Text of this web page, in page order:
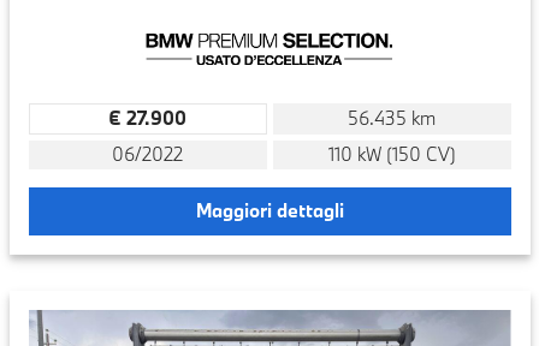
€ 27.900
56.435 km
06/2022
110 kW (150 CV)
Maggiori dettagli